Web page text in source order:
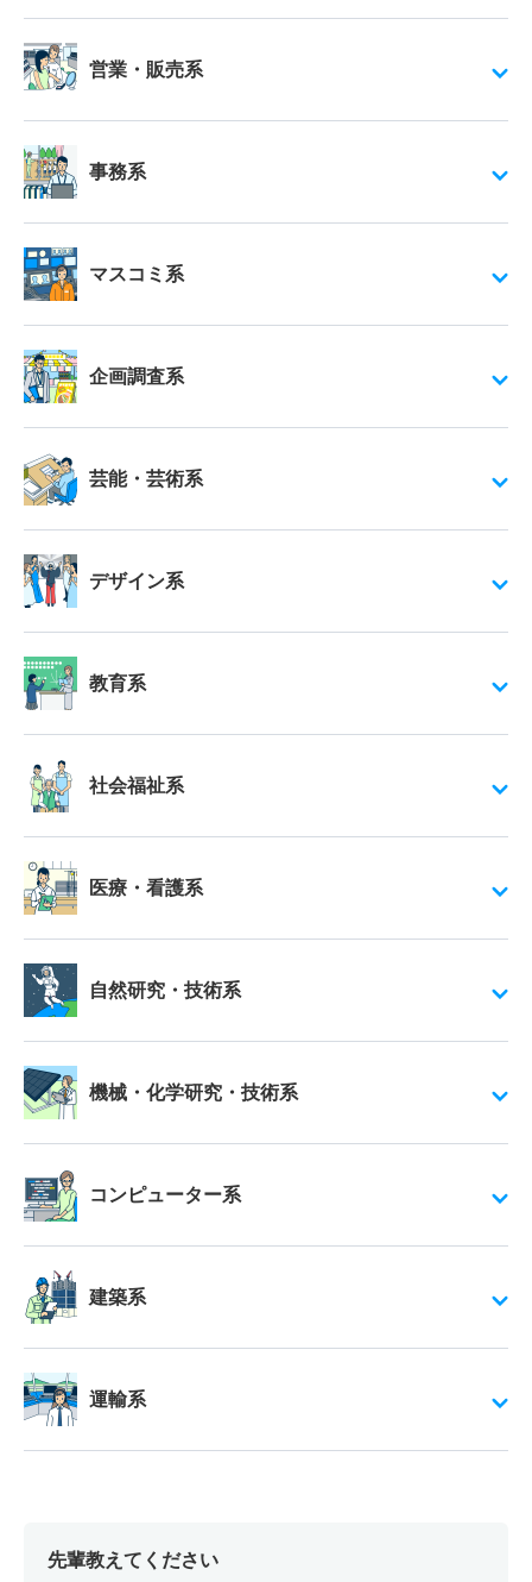
営業・販売系
事務系
マスコミ系
企画調査系
芸能・芸術系
デザイン系
教育系
社会福祉系
医療・看護系
自然研究・技術系
機械・化学研究・技術系
コンピューター系
建築系
運輸系
先輩教えてください